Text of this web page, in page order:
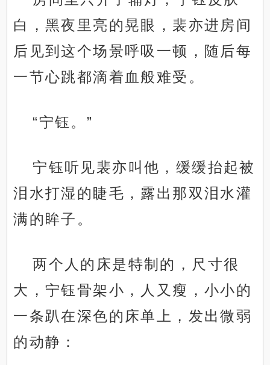
白，黑夜里亮的晃眼，裴亦进房间
后见到这个场景呼吸一顿，随后每
一节心跳都滴着血般难受。
“宁钰。”
宁钰听见裴亦叫他，缓缓抬起被
泪水打湿的睫毛，露出那双泪水灌
满的眸子。
两个人的床是特制的，尺寸很
大，宁钰骨架小，人又瘦，小小的
一条趴在深色的床单上，发出微弱
的动静：